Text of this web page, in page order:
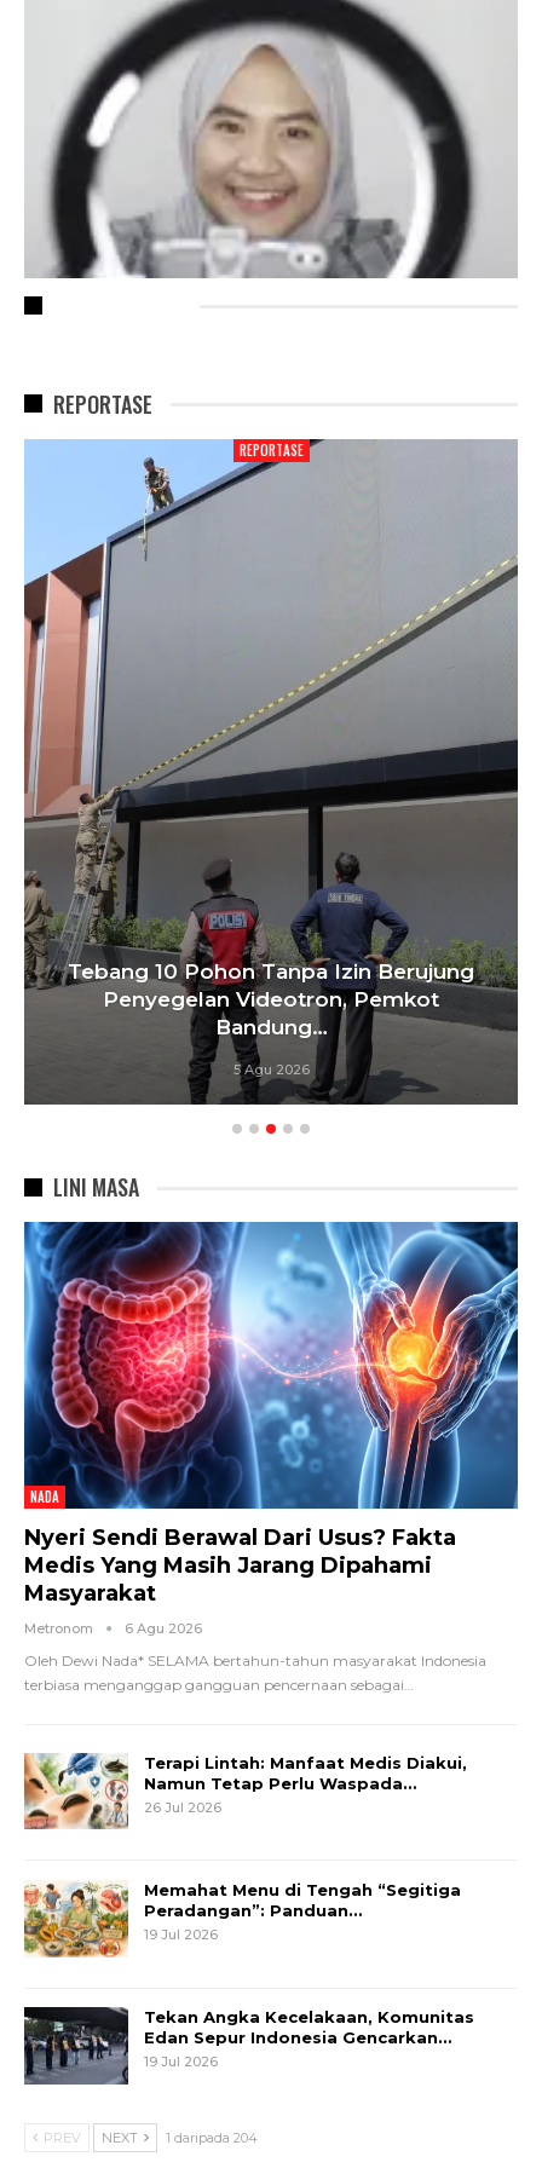
REPORTASE
REPORTASE
Tebang 10 Pohon Tanpa Izin Berujung
Penyegelan Videotron, Pemkot
Bandung…
5 Agu 2026
LINI MASA
NADA
Nyeri Sendi Berawal Dari Usus? Fakta
Medis Yang Masih Jarang Dipahami
Masyarakat
Metronom 6 Agu 2026
Oleh Dewi Nada* SELAMA bertahun-tahun masyarakat Indonesia
terbiasa menganggap gangguan pencernaan sebagai
Terapi Lintah: Manfaat Medis Diakui,
Namun Tetap Perlu Waspada…
26 Jul 2026
Memahat Menu di Tengah “Segitiga
Peradangan”: Panduan…
19 Jul 2026
Tekan Angka Kecelakaan, Komunitas
Edan Sepur Indonesia Gencarkan…
19 Jul 2026
PREV NEXT 1 daripada 204